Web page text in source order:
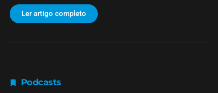
Ler artigo completo
Podcasts